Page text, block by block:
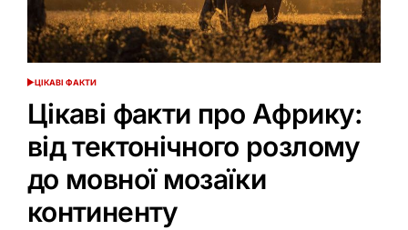
ОПУБЛІКУВАТИ
ЦІКАВІ ФАКТИ
Цікаві факти про Африку:
від тектонічного розлому
до мовної мозаїки
континенту